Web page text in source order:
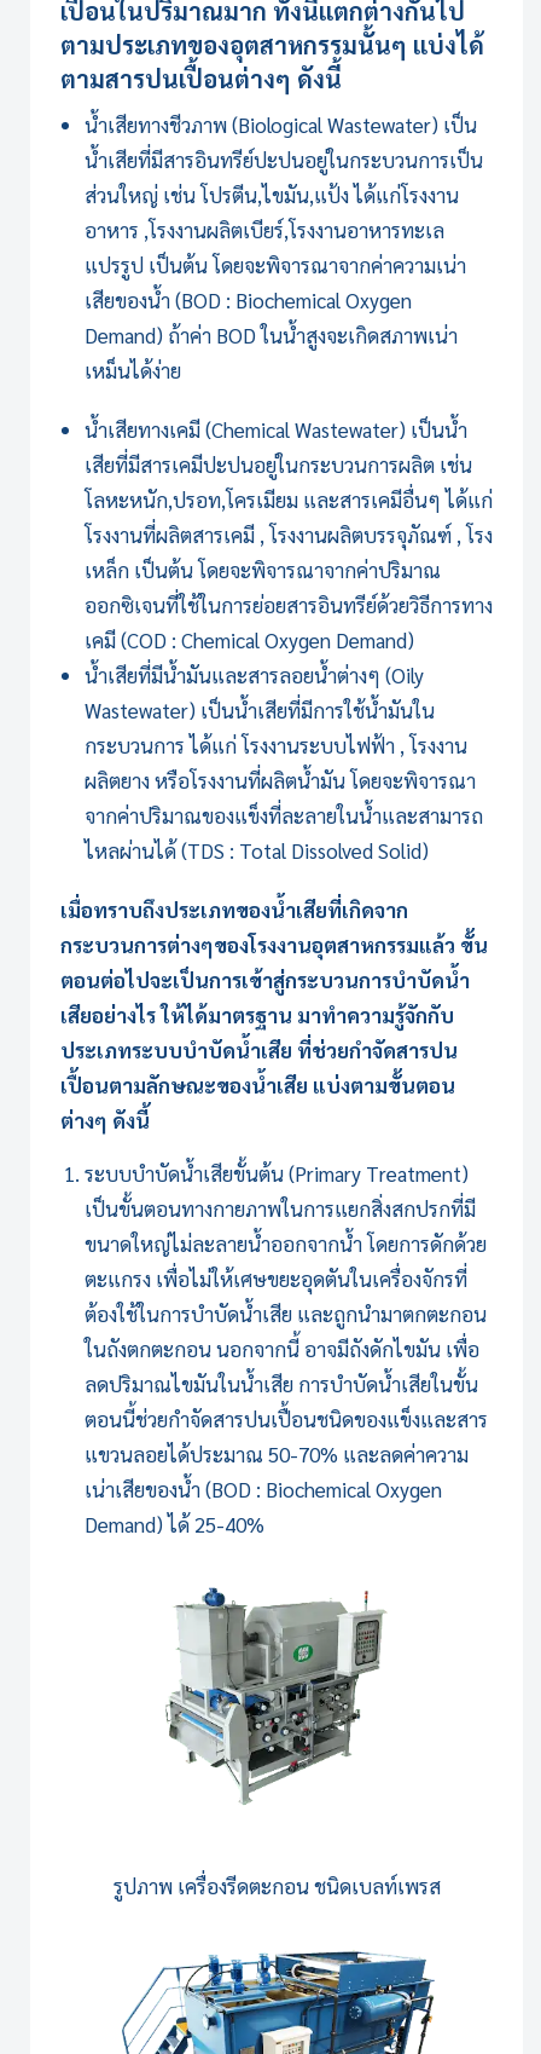
เปื้อนในปริมาณมาก ทั้งนี้แตกต่างกันไป
ตามประเภทของอุตสาหกรรมนั้นๆ แบ่งได้
ตามสารปนเปื้อนต่างๆ ดังนี้
น้ำเสียทางชีวภาพ (Biological Wastewater) เป็น
น้ำเสียที่มีสารอินทรีย์ปะปนอยู่ในกระบวนการเป็น
ส่วนใหญ่ เช่น โปรตีน,ไขมัน,แป้ง ได้แก่โรงงาน
อาหาร ,โรงงานผลิตเบียร์,โรงงานอาหารทะเล
แปรรูป เป็นต้น โดยจะพิจารณาจากค่าความเน่า
เสียของน้ำ (BOD : Biochemical Oxygen
Demand) ถ้าค่า BOD ในน้ำสูงจะเกิดสภาพเน่า
เหม็นได้ง่าย
น้ำเสียทางเคมี (Chemical Wastewater) เป็นน้ำ
เสียที่มีสารเคมีปะปนอยู่ในกระบวนการผลิต เช่น
โลหะหนัก,ปรอท,โครเมียม และสารเคมีอื่นๆ ได้แก่
โรงงานที่ผลิตสารเคมี , โรงงานผลิตบรรจุภัณฑ์ , โรง
เหล็ก เป็นต้น โดยจะพิจารณาจากค่าปริมาณ
ออกซิเจนที่ใช้ในการย่อยสารอินทรีย์ด้วยวิธีการทาง
เคมี (COD : Chemical Oxygen Demand)
น้ำเสียที่มีน้ำมันและสารลอยน้ำต่างๆ (Oily
Wastewater) เป็นน้ำเสียที่มีการใช้น้ำมันใน
กระบวนการ ได้แก่ โรงงานระบบไฟฟ้า , โรงงาน
ผลิตยาง หรือโรงงานที่ผลิตน้ำมัน โดยจะพิจารณา
จากค่าปริมาณของแข็งที่ละลายในน้ำและสามารถ
ไหลผ่านได้ (TDS : Total Dissolved Solid)
เมื่อทราบถึงประเภทของน้ำเสียที่เกิดจาก
กระบวนการต่างๆของโรงงานอุตสาหกรรมแล้ว ขั้น
ตอนต่อไปจะเป็นการเข้าสู่กระบวนการบำบัดน้ำ
เสียอย่างไร ให้ได้มาตรฐาน มาทำความรู้จักกับ
ประเภทระบบบำบัดน้ำเสีย ที่ช่วยกำจัดสารปน
เปื้อนตามลักษณะของน้ำเสีย แบ่งตามขั้นตอน
ต่างๆ ดังนี้
ระบบบำบัดน้ำเสียขั้นต้น (Primary Treatment)
เป็นขั้นตอนทางกายภาพในการแยกสิ่งสกปรกที่มี
ขนาดใหญ่ไม่ละลายน้ำออกจากน้ำ โดยการดักด้วย
ตะแกรง เพื่อไม่ให้เศษขยะอุดตันในเครื่องจักรที่
ต้องใช้ในการบำบัดน้ำเสีย และถูกนำมาตกตะกอน
ในถังตกตะกอน นอกจากนี้ อาจมีถังดักไขมัน เพื่อ
ลดปริมาณไขมันในน้ำเสีย การบำบัดน้ำเสียในขั้น
ตอนนี้ช่วยกำจัดสารปนเปื้อนชนิดของแข็งและสาร
แขวนลอยได้ประมาณ 50-70% และลดค่าความ
เน่าเสียของน้ำ (BOD : Biochemical Oxygen
Demand) ได้ 25-40%
รูปภาพ เครื่องรีดตะกอน ชนิดเบลท์เพรส